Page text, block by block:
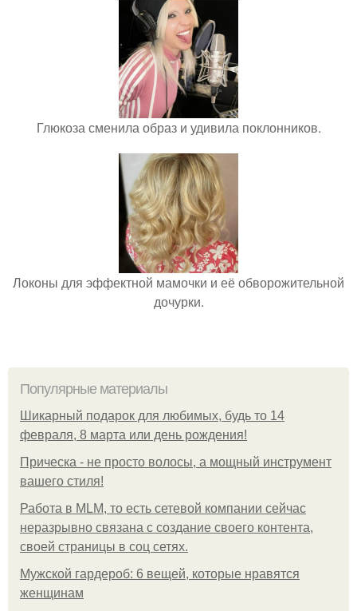
Глюкоза сменила образ и удивила поклонников.
Локоны для эффектной мамочки и её обворожительной
дочурки.
Популярные материалы
Шикарный подарок для любимых, будь то 14
февраля, 8 марта или день рождения!
Прическа - не просто волосы, а мощный инструмент
вашего стиля!
Работа в MLM, то есть сетевой компании сейчас
неразрывно связана с создание своего контента,
своей страницы в соц сетях.
Мужской гардероб: 6 вещей, которые нравятся
женщинам